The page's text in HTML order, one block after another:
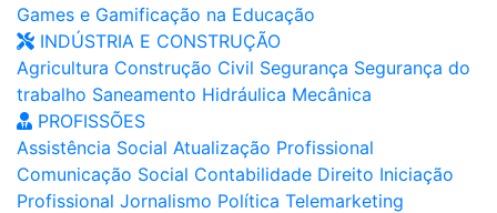
Games e Gamificação na Educação
INDÚSTRIA E CONSTRUÇÃO
Agricultura Construção Civil Segurança Segurança do
trabalho Saneamento Hidráulica Mecânica
PROFISSÕES
Assistência Social Atualização Profissional
Comunicação Social Contabilidade Direito Iniciação
Profissional Jornalismo Política Telemarketing